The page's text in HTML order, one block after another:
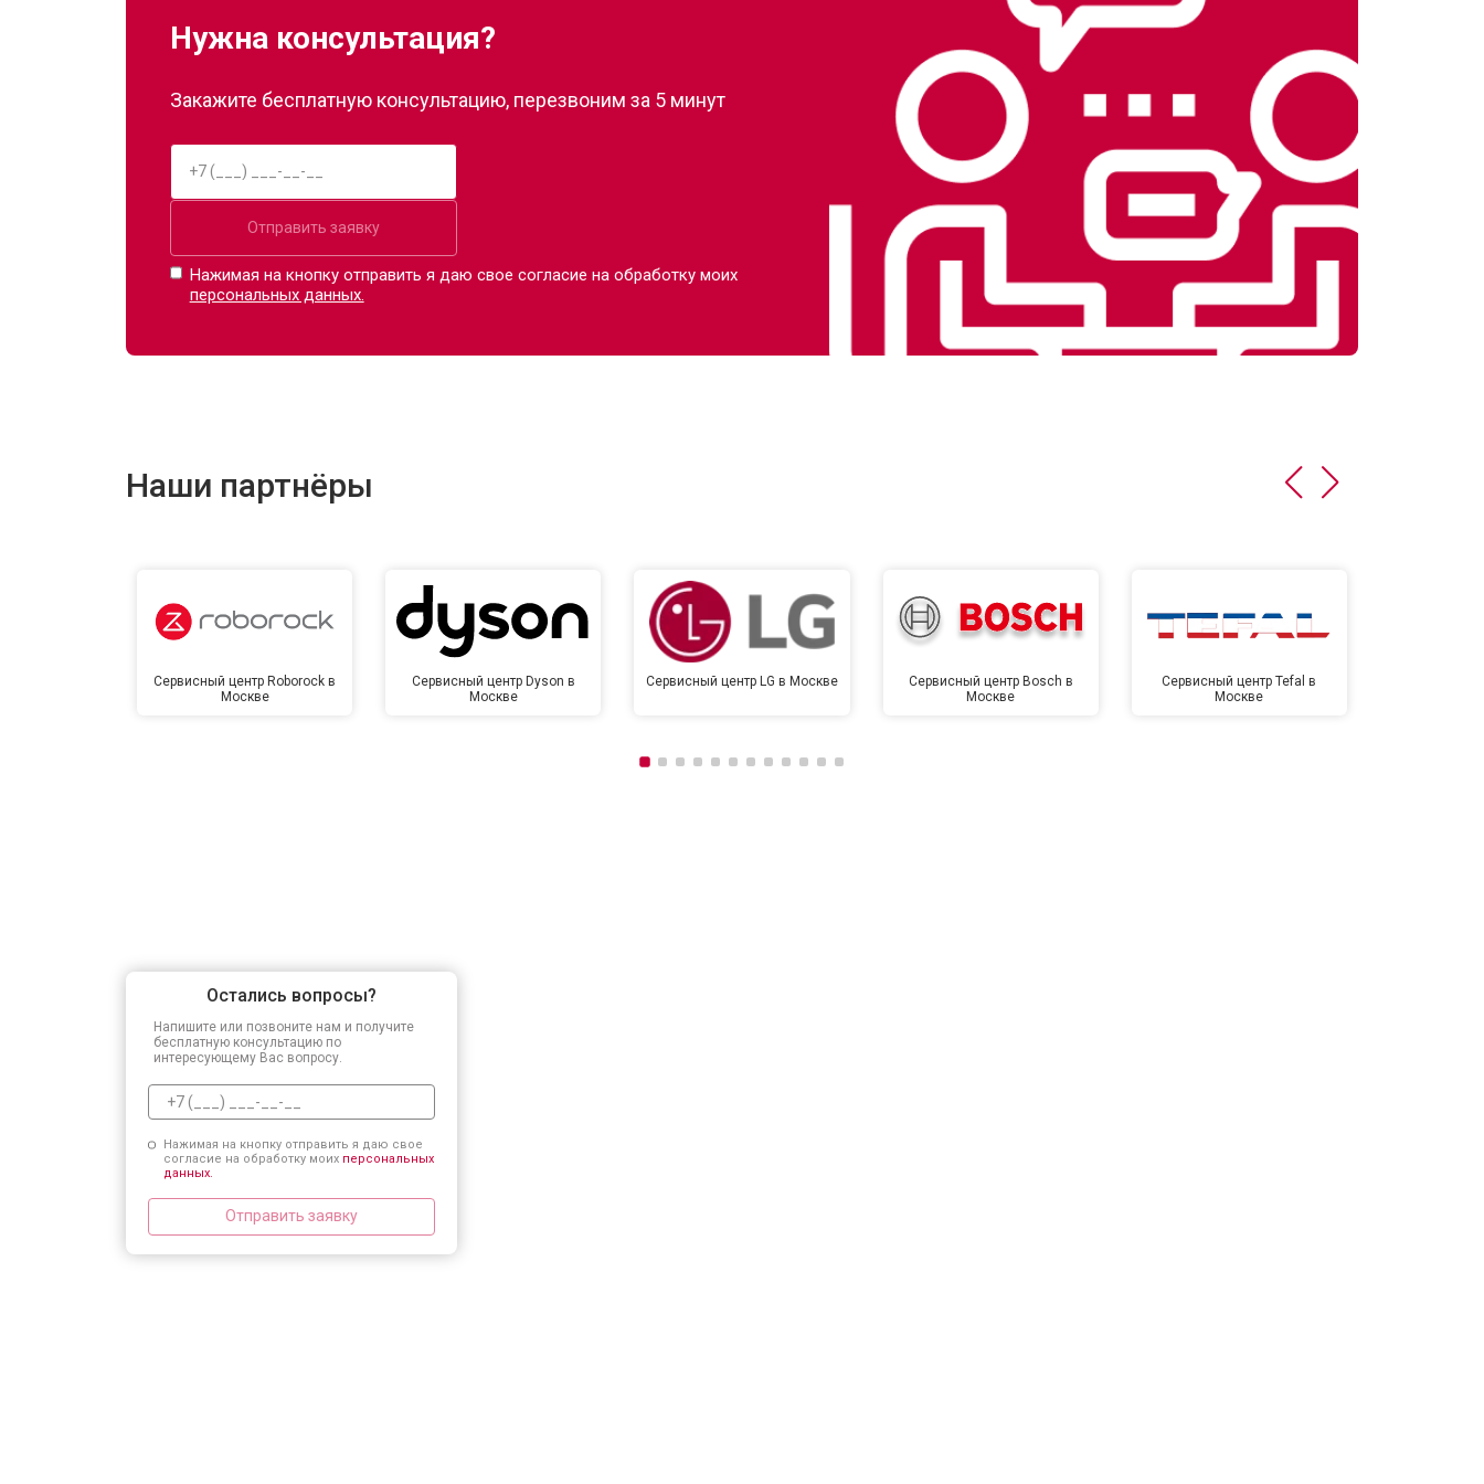
Ремонт пневмокамеры
Ремонт пневмосистемы от 4500 ₽ Заказать
Ремонт пульта управления Заказать
Ремонт электропроводки
от 130 мин от 4800 ₽ Заказать
Замена сетевого трансформатора
Нужна консультация?
Закажите бесплатную консультацию, перезвоним за 5 минут
Отправить заявку
Нажимая на кнопку отправить я даю свое согласие на обработку моих
персональных данных.
Наши партнёры
Сервисный центр Roborock в
Москве
Сервисный центр Dyson в
Москве
Сервисный центр LG в Москве
Сервисный центр Bosch в
Москве
Сервисный центр Tefal в
Москве
Остались вопросы?
Напишите или позвоните нам и получите
бесплатную консультацию по
интересующему Вас вопросу.
Нажимая на кнопку отправить я даю свое
согласие на обработку моих персональных
данных.
Отправить заявку